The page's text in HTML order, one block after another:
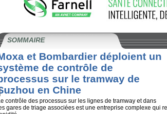
SOMMAIRE
et Bombardier déploient un
de contrôle de
sur le tramway de
en Chine
contrôle des processus sur les lignes de tramway et dans
gares de triage associées est une entreprise complexe qui